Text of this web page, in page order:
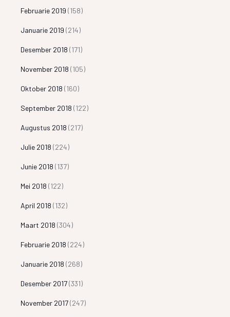
Februarie 2019 (158)
Januarie 2019 (214)
Desember 2018 (171)
November 2018 (105)
Oktober 2018 (160)
September 2018 (122)
Augustus 2018 (217)
Julie 2018 (224)
Junie 2018 (137)
Mei 2018 (122)
April 2018 (132)
Maart 2018 (304)
Februarie 2018 (224)
Januarie 2018 (268)
Desember 2017(331)
November 2017(247)